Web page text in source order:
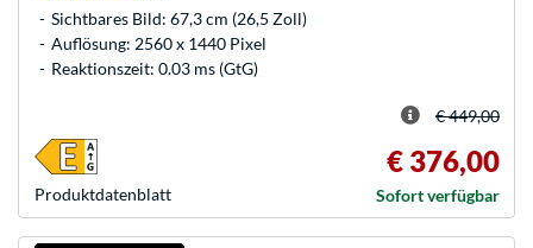
Sichtbares Bild: 67,3 cm (26,5 Zoll)
Auflösung: 2560 x 1440 Pixel
Reaktionszeit: 0.03 ms (GtG)
Produkt­datenblatt
€ 449,00
€ 376,00
Sofort verfügbar